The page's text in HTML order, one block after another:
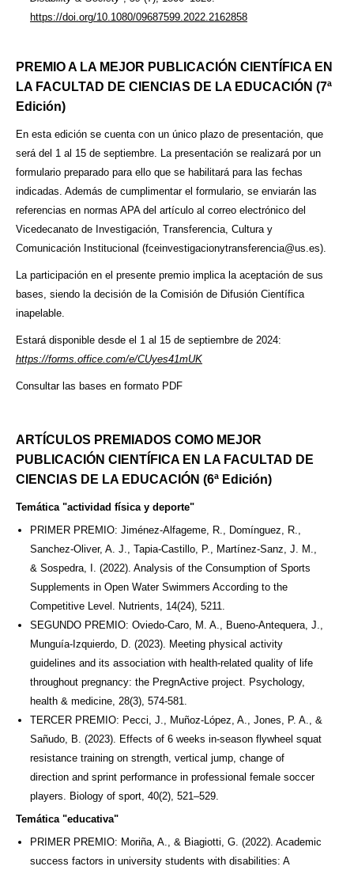
https://doi.org/10.1080/09687599.2022.2162858
PREMIO A LA MEJOR PUBLICACIÓN CIENTÍFICA EN
LA FACULTAD DE CIENCIAS DE LA EDUCACIÓN (7ª
Edición)
En esta edición se cuenta con un único plazo de presentación, que
será del 1 al 15 de septiembre. La presentación se realizará por un
formulario preparado para ello que se habilitará para las fechas
indicadas. Además de cumplimentar el formulario, se enviarán las
referencias en normas APA del artículo al correo electrónico del
Vicedecanato de Investigación, Transferencia, Cultura y
Comunicación Institucional (fceinvestigacionytransferencia@us.es).
La participación en el presente premio implica la aceptación de sus
bases, siendo la decisión de la Comisión de Difusión Científica
inapelable.
Estará disponible desde el 1 al 15 de septiembre de 2024:
https://forms.office.com/e/CUyes41mUK
Consultar las bases en formato PDF
ARTÍCULOS PREMIADOS COMO MEJOR
PUBLICACIÓN CIENTÍFICA EN LA FACULTAD DE
CIENCIAS DE LA EDUCACIÓN (6ª Edición)
Temática "actividad física y deporte"
PRIMER PREMIO: Jiménez-Alfageme, R., Domínguez, R.,
Sanchez-Oliver, A. J., Tapia-Castillo, P., Martínez-Sanz, J. M.,
& Sospedra, I. (2022). Analysis of the Consumption of Sports
Supplements in Open Water Swimmers According to the
Competitive Level. Nutrients, 14(24), 5211.
SEGUNDO PREMIO: Oviedo-Caro, M. A., Bueno-Antequera, J.,
Munguía-Izquierdo, D. (2023). Meeting physical activity
guidelines and its association with health-related quality of life
throughout pregnancy: the PregnActive project. Psychology,
health & medicine, 28(3), 574-581.
TERCER PREMIO: Pecci, J., Muñoz-López, A., Jones, P. A., &
Sañudo, B. (2023). Effects of 6 weeks in-season flywheel squat
resistance training on strength, vertical jump, change of
direction and sprint performance in professional female soccer
players. Biology of sport, 40(2), 521–529.
Temática "educativa"
PRIMER PREMIO: Moriña, A., & Biagiotti, G. (2022). Academic
success factors in university students with disabilities: A